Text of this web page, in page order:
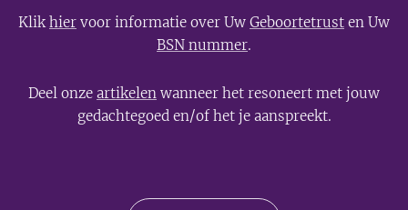
Klikhier voor informatie over Uw Geboortetrust en Uw
BSN nummer.
Deel onze artikelen wanneer het resoneert met jouw
gedachtegoed en/of het je aanspreekt.